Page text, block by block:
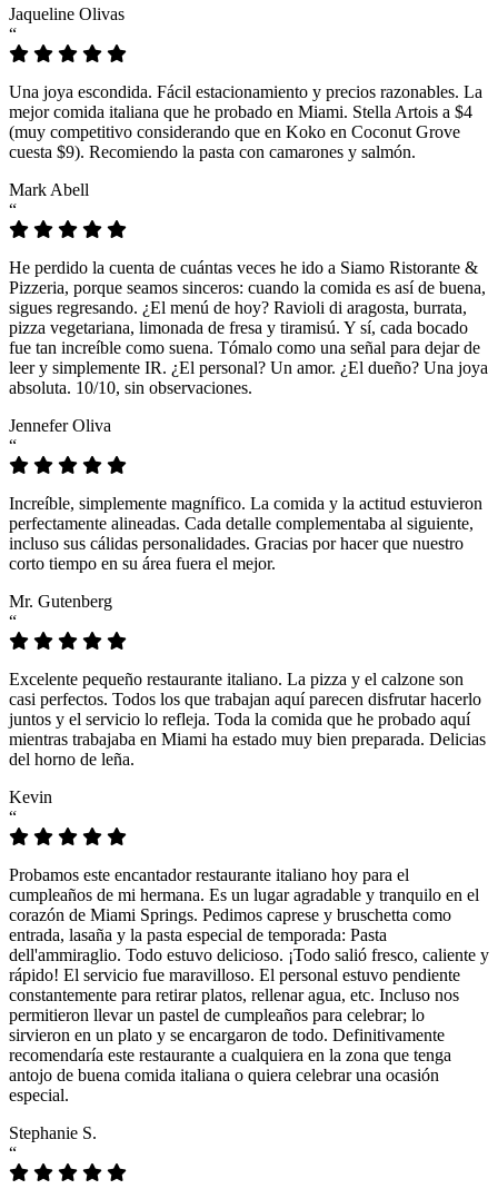
Jaqueline Olivas
“
Una joya escondida. Fácil estacionamiento y precios razonables. La
mejor comida italiana que he probado en Miami. Stella Artois a $4
(muy competitivo considerando que en Koko en Coconut Grove
cuesta $9). Recomiendo la pasta con camarones y salmón.
Mark Abell
“
He perdido la cuenta de cuántas veces he ido a Siamo Ristorante &
Pizzeria, porque seamos sinceros: cuando la comida es así de buena,
sigues regresando. ¿El menú de hoy? Ravioli di aragosta, burrata,
pizza vegetariana, limonada de fresa y tiramisú. Y sí, cada bocado
fue tan increíble como suena. Tómalo como una señal para dejar de
leer y simplemente IR. ¿El personal? Un amor. ¿El dueño? Una joya
absoluta. 10/10, sin observaciones.
Jennefer Oliva
“
Increíble, simplemente magnífico. La comida y la actitud estuvieron
perfectamente alineadas. Cada detalle complementaba al siguiente,
incluso sus cálidas personalidades. Gracias por hacer que nuestro
corto tiempo en su área fuera el mejor.
Mr. Gutenberg
“
Excelente pequeño restaurante italiano. La pizza y el calzone son
casi perfectos. Todos los que trabajan aquí parecen disfrutar hacerlo
juntos y el servicio lo refleja. Toda la comida que he probado aquí
mientras trabajaba en Miami ha estado muy bien preparada. Delicias
del horno de leña.
Kevin
“
Probamos este encantador restaurante italiano hoy para el
cumpleaños de mi hermana. Es un lugar agradable y tranquilo en el
corazón de Miami Springs. Pedimos caprese y bruschetta como
entrada, lasaña y la pasta especial de temporada: Pasta
dell'ammiraglio. Todo estuvo delicioso. ¡Todo salió fresco, caliente y
rápido! El servicio fue maravilloso. El personal estuvo pendiente
constantemente para retirar platos, rellenar agua, etc. Incluso nos
permitieron llevar un pastel de cumpleaños para celebrar; lo
sirvieron en un plato y se encargaron de todo. Definitivamente
recomendaría este restaurante a cualquiera en la zona que tenga
antojo de buena comida italiana o quiera celebrar una ocasión
especial.
Stephanie S.
“